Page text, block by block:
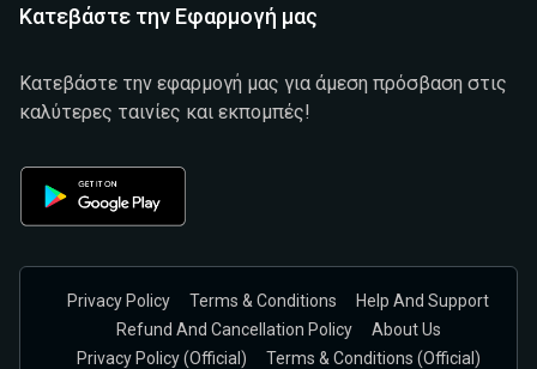
Κατεβάστε την Εφαρμογή μας
Κατεβάστε την εφαρμογή μας για άμεση πρόσβαση στις
καλύτερες ταινίες και εκπομπές!
Privacy Policy Terms & Conditions
Help And Support
Refund And Cancellation Policy
About Us
Privacy Policy (official)
Terms & Conditions (Official)